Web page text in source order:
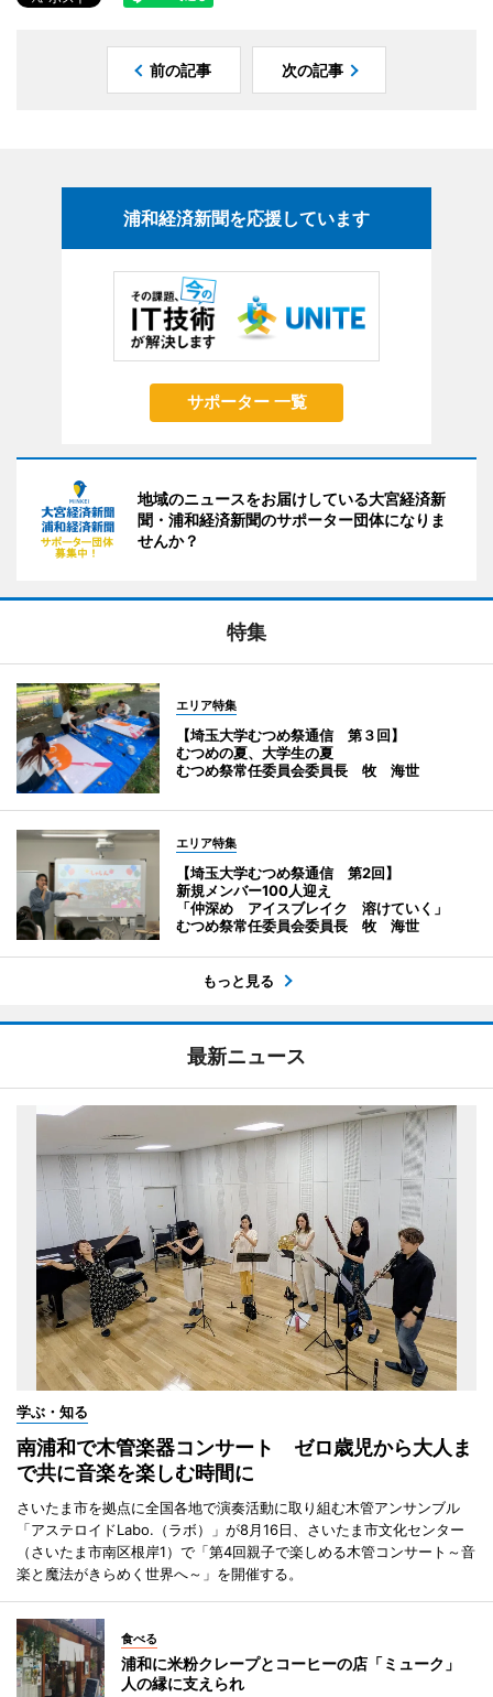
前の記事 次の記事
浦和経済新聞を応援しています
サポーター 一覧
地域のニュースをお届けしている大宮経済新
聞・浦和経済新聞のサポーター団体になりま
せんか？
特集
エリア特集
【埼玉大学むつめ祭通信 第３回】
むつめの夏、大学生の夏
むつめ祭常任委員会委員長 牧 海世
エリア特集
【埼玉大学むつめ祭通信 第2回】
新規メンバー100人迎え
「仲深め アイスブレイク 溶けていく」
むつめ祭常任委員会委員長 牧 海世
もっと見る
最新ニュース
学ぶ・知る
南浦和で木管楽器コンサート ゼロ歳児から大人ま
で共に音楽を楽しむ時間に
さいたま市を拠点に全国各地で演奏活動に取り組む木管アンサンブル
「アステロイドLabo.（ラボ）」が8月16日、さいたま市文化センター
（さいたま市南区根岸1）で「第4回親子で楽しめる木管コンサート～音
楽と魔法がきらめく世界へ～」を開催する。
食べる
浦和に米粉クレープとコーヒーの店「ミューク」
人の縁に支えられ